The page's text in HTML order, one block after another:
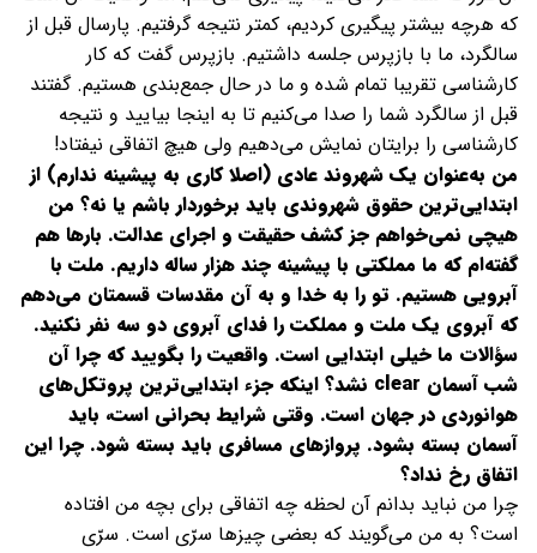
که هرچه بیشتر پیگیری کردیم، کمتر نتیجه گرفتیم. پارسال قبل از
سالگرد، ما با بازپرس جلسه داشتیم. بازپرس گفت که کار
کارشناسی تقریبا تمام شده و ما در حال جمع‌بندی هستیم. گفتند
قبل از سالگرد شما را صدا می‌کنیم تا به اینجا بیایید و نتیجه
کارشناسی را برایتان نمایش می‌دهیم ولی هیچ اتفاقی نیفتاد!
من به‌عنوان یک شهروند عادی (اصلا کاری به پیشینه ندارم) از
ابتدایی‌ترین حقوق شهروندی باید برخوردار باشم یا نه؟ من
هیچی نمی‌خواهم جز کشف حقیقت و اجرای عدالت. بارها هم
گفته‌ام که ما مملکتی با پیشینه چند هزار ساله داریم. ملت با
آبرویی هستیم. تو را به خدا و به آن مقدسات قسمتان می‌دهم
که آبروی یک ملت و مملکت را فدای آبروی دو سه نفر نکنید.
سؤالات ما خیلی ابتدایی است. واقعیت را بگویید که چرا آن
شب آسمان clear نشد؟ اینکه جزء ابتدایی‌ترین پروتکل‌های
هوانوردی در جهان است. وقتی شرایط بحرانی است، باید
آسمان بسته بشود. پروازهای مسافری باید بسته شود. چرا این
اتفاق رخ نداد؟
چرا من نباید بدانم آن لحظه چه اتفاقی برای بچه من افتاده
است؟ به من می‌گویند که بعضی چیزها سرّی است. سرّی